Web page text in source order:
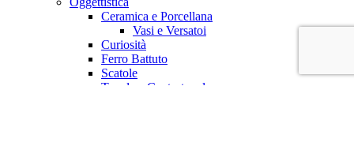
Ceramica e Porcellana
Vasi e Versatoi
Curiosità
Ferro Battuto
Scatole
Tavola e Centrotavola